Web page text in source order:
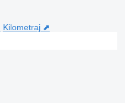
Kilometraj ⬈